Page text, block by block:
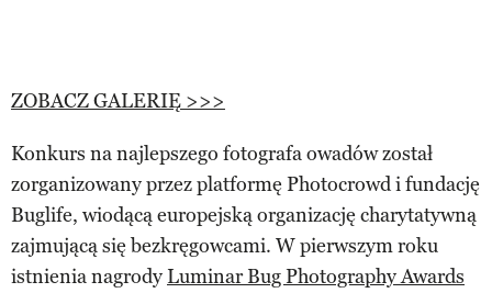
ZOBACZ GALERIĘ >>>
Konkurs na najlepszego fotografa owadów został
zorganizowany przez platformę Photocrowd i fundację
Buglife, wiodącą europejską organizację charytatywną
zajmującą się bezkręgowcami. W pierwszym roku
istnienia nagrody Luminar Bug Photography Awards